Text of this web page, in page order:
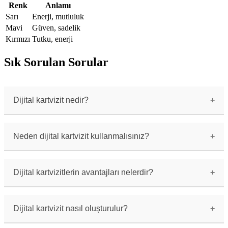
Renk
Anlamı
Sarı
Enerji, mutluluk
Mavi
Güven, sadelik
Kırmızı Tutku, enerji
Sık Sorulan Sorular
Dijital kartvizit nedir?
bilgilerinizi içeren bir dijital dosyadır.
Neden dijital kartvizit kullanmalısınız?
doğaya olan etkisi düşer hem de kartvizitlerinizi
her zaman yanınızda taşımanız gerekmez.
Dijital kartvizitlerin avantajları nelerdir?
çevre dostu olma, geniş depolama kapasitesi gibi
özellikler bulunmaktadır.
Dijital kartvizit nasıl oluşturulur?